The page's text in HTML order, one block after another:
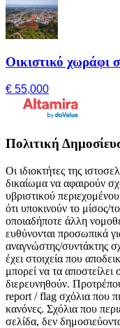
Οικιστικό χωράφι
€ 55,000
Πολιτική
Οι ιδιοκτήτες της
δικαίωμα να αφαιρούν
υβριστικού
ότι υποκινούν το μίσος/
οποιαδήποτε άλλη
ευθύνονται προσωπικά
αναγνώστης/συντάκτης
έχει στοιχεία που
μπορεί να τα αποστείλει
διερευνηθούν.
report / flag σχόλια που
κανόνες. Σχόλια που
σελίδα, δεν